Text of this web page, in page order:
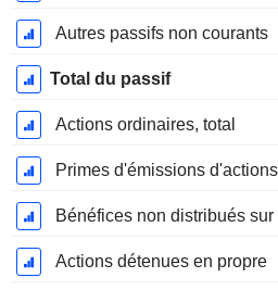
Autres passifs non courants
Total du passif
Actions ordinaires, total
Primes d'émissions d'actions
Bénéfices non distribués
Actions détenues en propre